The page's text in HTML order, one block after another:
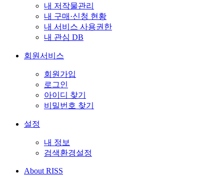
내 저작물관리
내 구매·신청 현황
내 서비스 사용권한
내 관심 DB
회원서비스
회원가입
로그인
아이디 찾기
비밀번호 찾기
설정
내 정보
검색환경설정
About RISS